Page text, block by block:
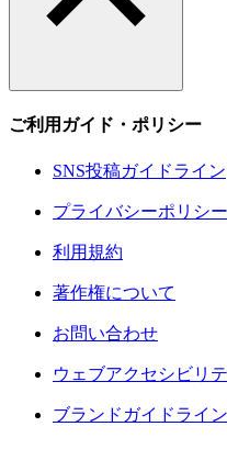
ご利用ガイド・ポリシー
SNS投稿ガイドライン
プライバシーポリシー
利用規約
著作権について
お問い合わせ
ウェブアクセシビリ
ブランドガイドライン